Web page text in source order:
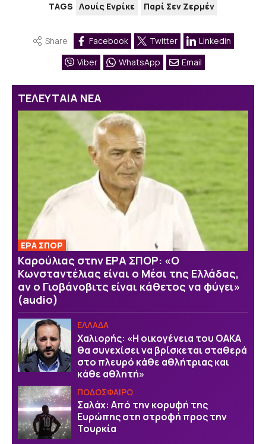
TAGS Λουίς Ενρίκε Παρί Σεν Ζερμέν
Share Facebook Twitter
Linkedin
Viber
WhatsApp Email
ΤΕΛΕΥΤΑΙΑ ΝΕΑ
ΕΡΑ ΣΠΟΡ
Καρούλιας στην ΕΡΑ ΣΠΟΡ: «Ο
Κωνσταντέλιας είναι ο Μέσι της Ελλάδας,
αν ο Γιοβάνοβιτς είναι κάθετος να φύγει»
(audio)
ΕΛΛΑΔΑ
Χαλιορής: «Η οικογένεια του ΟΑΚΑ
θα συνεχίσει να βρίσκεται σταθερά
στο πλευρό κάθε αθλήτριας και
κάθε αθλητή»
ΠΟΔΟΣΦΑΙΡΟ
Σαλάχ: Από την κορυφή της
Ευρώπης στη στροφή προς την
Τουρκία